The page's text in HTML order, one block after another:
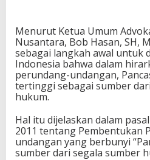
Menurut Ketua Umum
Nusantara, Bob Hasan, SH,
sebagai langkah awal untuk
Indonesia bahwa dalam
perundang-undangan,
tertinggi sebagai sumber
hukum.
Hal itu dijelaskan dalam
2011 tentang Pembentukan
undangan yang berbunyi
sumber dari segala sumber